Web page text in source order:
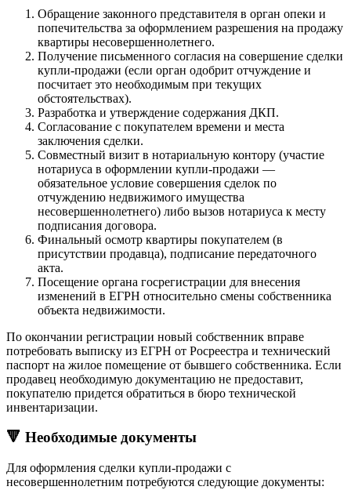
Обращение законного представителя в орган опеки и
попечительства за оформлением разрешения на продажу
квартиры несовершеннолетнего.
Получение письменного согласия на совершение сделки
купли-продажи (если орган одобрит отчуждение и
посчитает это необходимым при текущих
обстоятельствах).
Разработка и утверждение содержания ДКП.
Согласование с покупателем времени и места
заключения сделки.
Совместный визит в нотариальную контору (участие
нотариуса в оформлении купли-продажи —
обязательное условие совершения сделок по
отчуждению недвижимого имущества
несовершеннолетнего) либо вызов нотариуса к месту
подписания договора.
Финальный осмотр квартиры покупателем (в
присутствии продавца), подписание передаточного
акта.
Посещение органа госрегистрации для внесения
изменений в ЕГРН относительно смены собственника
объекта недвижимости.
По окончании регистрации новый собственник вправе
потребовать выписку из ЕГРН от Росреестра и технический
паспорт на жилое помещение от бывшего собственника. Если
продавец необходимую документацию не предоставит,
покупателю придется обратиться в бюро технической
инвентаризации.
🔻 Необходимые документы
Для оформления сделки купли-продажи с
несовершеннолетним потребуются следующие документы: